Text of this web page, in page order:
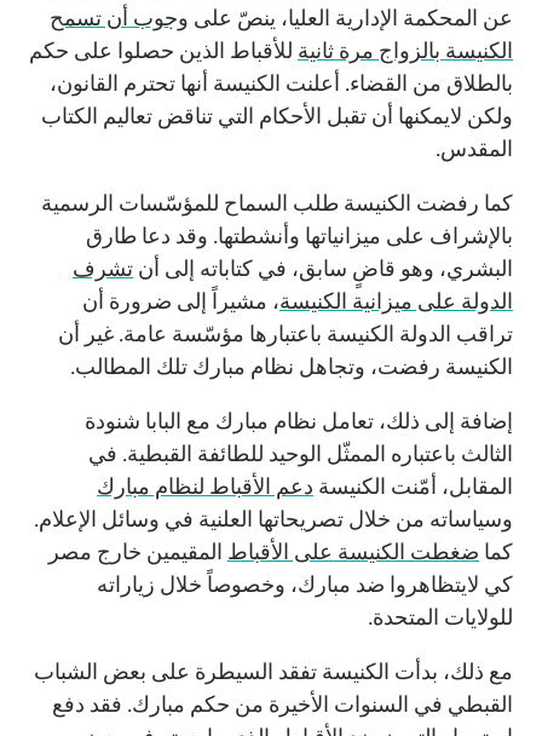
عن المحكمة الإدارية العليا، ينصّ على وجوب أن تسمح
الكنيسة بالزواج مرة ثانية للأقباط الذين حصلوا على حكم
بالطلاق من القضاء. أعلنت الكنيسة أنها تحترم القانون،
ولكن لايمكنها أن تقبل الأحكام التي تناقض تعاليم الكتاب
المقدس.
كما رفضت الكنيسة طلب السماح للمؤسّسات الرسمية
بالإشراف على ميزانياتها وأنشطتها. وقد دعا طارق
البشري، وهو قاضٍ سابق، في كتاباته إلى أن تشرف
الدولة على ميزانية الكنيسة، مشيراً إلى ضرورة أن
تراقب الدولة الكنيسة باعتبارها مؤسّسة عامة. غير أن
الكنيسة رفضت، وتجاهل نظام مبارك تلك المطالب.
إضافة إلى ذلك، تعامل نظام مبارك مع البابا شنودة
الثالث باعتباره الممثّل الوحيد للطائفة القبطية. في
المقابل، أمّنت الكنيسة دعم الأقباط لنظام مبارك
وسياساته من خلال تصريحاتها العلنية في وسائل الإعلام.
كما ضغطت الكنيسة على الأقباط المقيمين خارج مصر
كي لايتظاهروا ضد مبارك، وخصوصاً خلال زياراته
للولايات المتحدة.
مع ذلك، بدأت الكنيسة تفقد السيطرة على بعض الشباب
القبطي في السنوات الأخيرة من حكم مبارك. فقد دفع